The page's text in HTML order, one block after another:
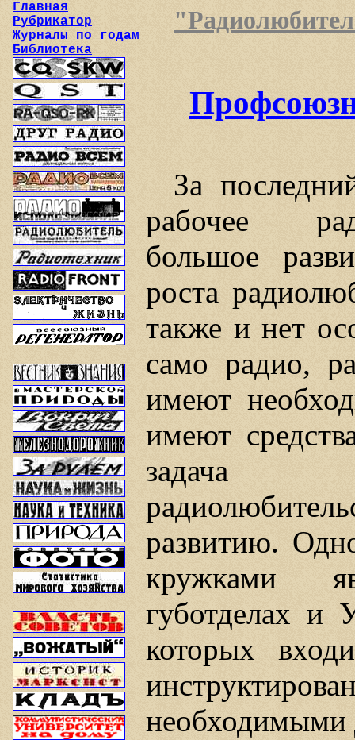
Главная
Рубрикатор
Журналы по годам
Библиотека
За
рабочее
большое
роста
также и нет
само радио,
имеют
имеют
задача
развитию.
кружками
губотделах
которых
необходимыми